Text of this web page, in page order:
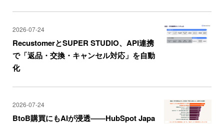
2026-07-24
RecustomerとSUPER STUDIO、API連携
で「返品・交換・キャンセル対応」を自動
化
2026-07-24
BtoB購買にもAIが浸透――HubSpot Japa